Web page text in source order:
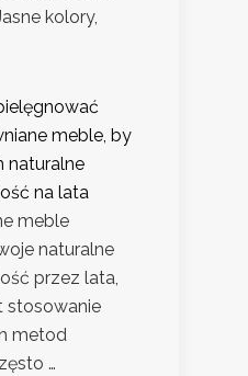
kolory,
meble, by
naturalne
na lata
meble
naturalne
przez lata,
stosowanie
metod
…